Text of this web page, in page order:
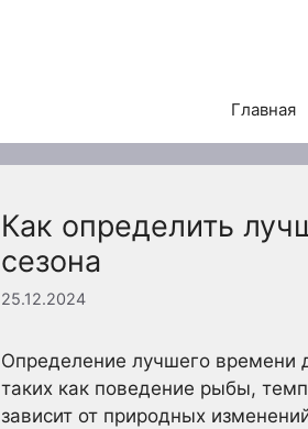
Главная
Как определить
сезона
25.12.2024
Определение лучшего времени
таких как поведение рыбы,
зависит от природных